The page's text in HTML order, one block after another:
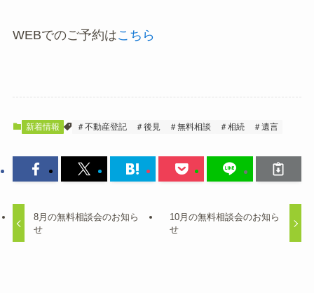
WEBでのご予約はこちら
新着情報 ＃不動産登記 ＃後見 ＃無料相談 ＃相続 ＃遺言
8月の無料相談会のお知ら
せ
10月の無料相談会のお知ら
せ